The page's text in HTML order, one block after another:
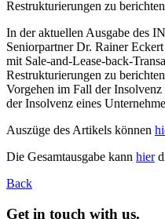
Restrukturierungen zu
In der aktuellen Ausgabe des
Seniorpartner Dr. Rainer
mit Sale-and-Lease-back-
Restrukturierungen zu
Vorgehen im Fall der
der Insolvenz eines
Auszüge des Artikels können
Die Gesamtausgabe kann hier
Back
Get in touch with us.